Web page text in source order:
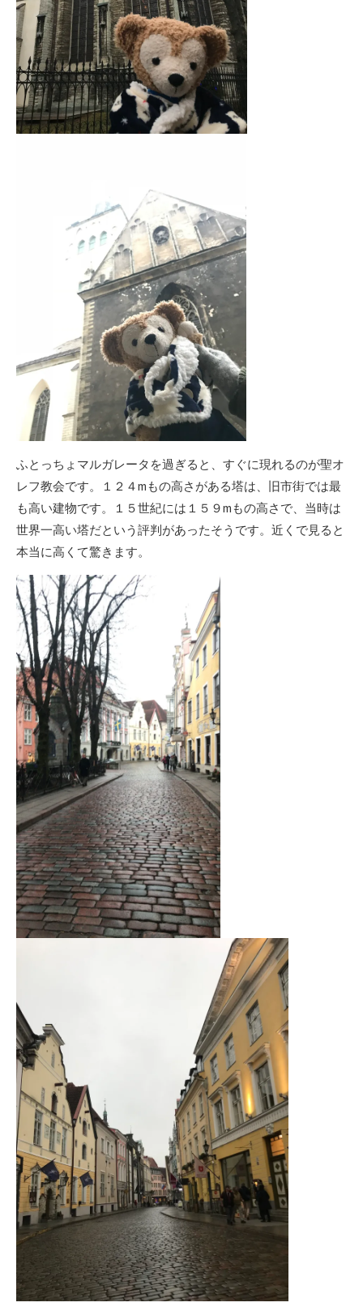
ふとっちょマルガレータを過ぎると、すぐに現れるのが聖オ
レフ教会です。１２４mもの高さがある塔は、旧市街では最
も高い建物です。１５世紀には１５９mもの高さで、当時は
世界一高い塔だという評判があったそうです。近くで見ると
本当に高くて驚きます。